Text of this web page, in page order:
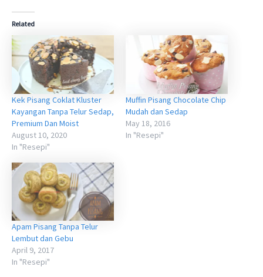
Related
Kek Pisang Coklat Kluster
Kayangan Tanpa Telur Sedap,
Premium Dan Moist
August 10, 2020
In "Resepi"
Muffin Pisang Chocolate Chip
Mudah dan Sedap
May 18, 2016
In "Resepi"
Apam Pisang Tanpa Telur
Lembut dan Gebu
April 9, 2017
In "Resepi"